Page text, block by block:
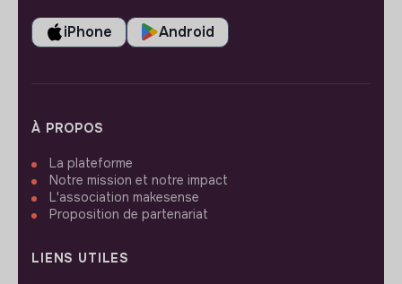
iPhone Android
À PROPOS
La plateforme
Notre mission et notre impact
L'association makesense
Proposition de partenariat
LIENS UTILES